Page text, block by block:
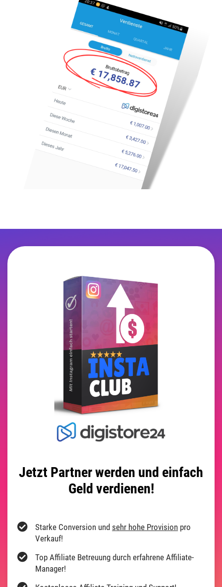
Jetzt Partner werden und einfach
Geld verdienen!
Starke Conversion und sehr hohe Provision pro
Verkauf!
Top Affiliate Betreuung durch erfahrene Affiliate-
Manager!